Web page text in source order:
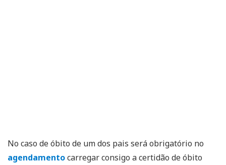
No caso de óbito de um dos pais será obrigatório no
agendamentocarregar consigo a certidão de óbito